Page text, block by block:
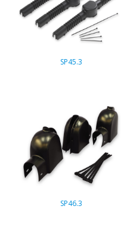
SP45.3
SP46.3